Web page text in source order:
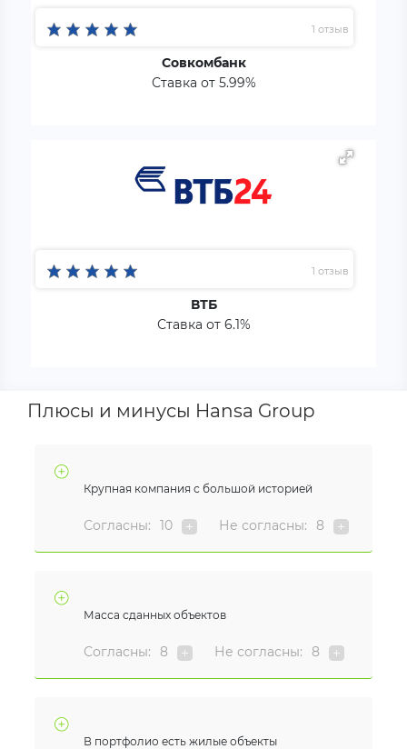
1 отзыв
Совкомбанк
Ставка от 5.99%
1 отзыв
ВТБ
Ставка от 6.1%
Плюсы и минусы Hansa Group
Крупная компания с большой историей
Согласны: 10 Не согласны: 8
Масса сданных объектов
Согласны: 8 Не согласны: 8
В портфолио есть жилые объекты